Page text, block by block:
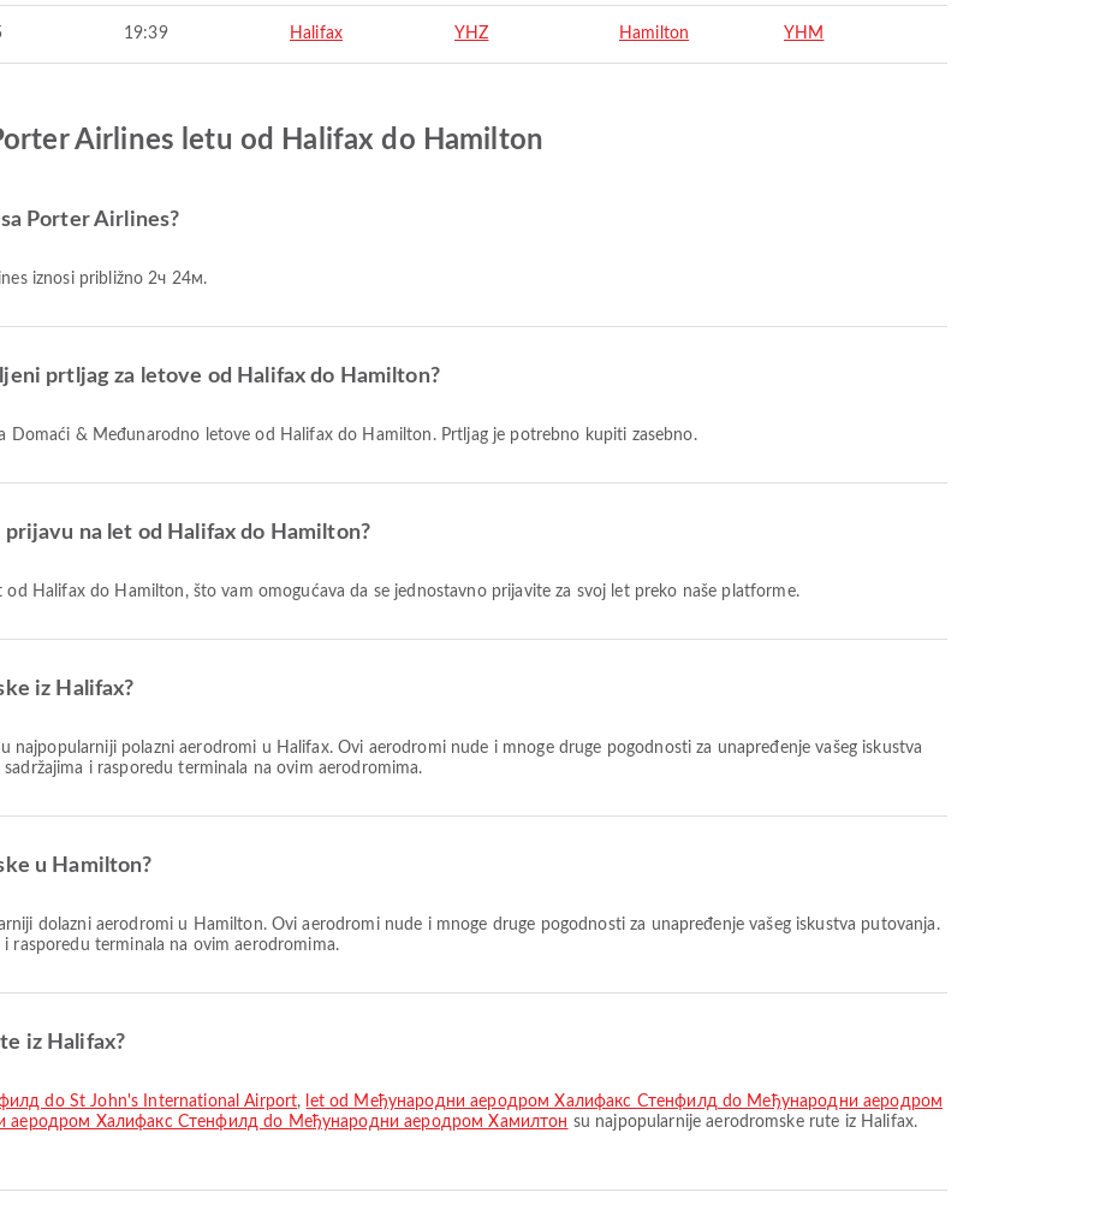
19:39 Halifax YHZ Hamilton YHM
Airlines letu od Halifax do Hamilton
Porter Airlines?
iznosi približno 2ч 24м.
prtljag za letove od Halifax do Hamilton?
Domaći & Međunarodno letove od Halifax do Hamilton. Prtljag je potrebno kupiti zasebno.
na let od Halifax do Hamilton?
od Halifax do Hamilton, što vam omogućava da se jednostavno prijavite za svoj let preko naše platforme.
iz Halifax?
najpopularniji polazni aerodromi u Halifax. Ovi aerodromi nude i mnoge druge pogodnosti za unapređenje vašeg iskustva
i rasporedu terminala na ovim aerodromima.
u Hamilton?
dolazni aerodromi u Hamilton. Ovi aerodromi nude i mnoge druge pogodnosti za unapređenje vašeg iskustva putovanja.
rasporedu terminala na ovim aerodromima.
iz Halifax?
do St John's International Airport, let od Међународни аеродром Халифакс Стенфилд do Међународни аеродром
аеродром Халифакс Стенфилд do Међународни аеродром Хамилтон su najpopularnije aerodromske rute iz Halifax.